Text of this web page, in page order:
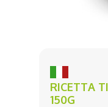
RICETTA
150G